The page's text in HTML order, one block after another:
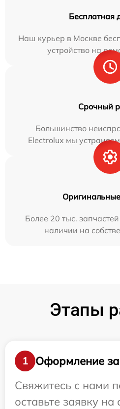
Бесплатная
Наш курьер в Москве
устройство на
Срочный
Большинство
Electrolux мы
Более 20 тыс.
наличии на
Этапы
1
Оформление
Свяжитесь с нами
оставьте заявку на